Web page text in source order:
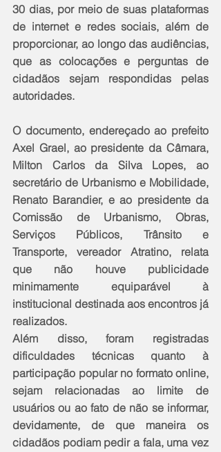
30 dias, por meio de suas plataformas
de internet e redes sociais, além de
proporcionar, ao longo das audiências,
que as colocações e perguntas de
cidadãos sejam respondidas pelas
autoridades.
O documento, endereçado ao prefeito
Axel Grael, ao presidente da Câmara,
Milton Carlos da Silva Lopes, ao
secretário de Urbanismo e Mobilidade,
Renato Barandier, e ao presidente da
Comissão de Urbanismo, Obras,
Serviços Públicos, Trânsito e
Transporte, vereador Atratino, relata
que não houve publicidade
minimamente equiparável à
institucional destinada aos encontros já
realizados.
Além disso, foram registradas
dificuldades técnicas quanto à
participação popular no formato online,
sejam relacionadas ao limite de
usuários ou ao fato de não se informar,
devidamente, de que maneira os
cidadãos podiam pedir a fala, uma vez